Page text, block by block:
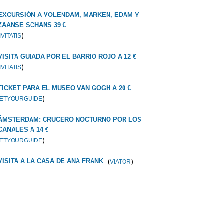
A VOLENDAM, MARKEN, EDAM Y
SCHANS 39 €
)
GUIADA POR EL BARRIO ROJO A 12 €
)
PARA EL MUSEO VAN GOGH A 20 €
)
CRUCERO NOCTURNO POR LOS
A 14 €
)
A LA CASA DE ANA FRANK (VIATOR)